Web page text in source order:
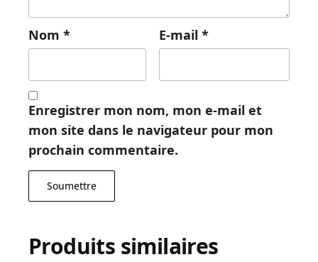
Nom * E-mail *
Enregistrer mon nom, mon e-mail et
mon site dans le navigateur pour mon
prochain commentaire.
Produits similaires